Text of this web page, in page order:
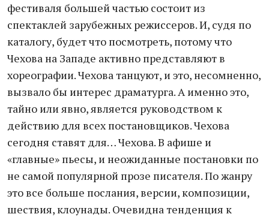
фестиваля большей частью состоит из
спектаклей зарубежных режиссеров. И, судя по
каталогу, будет что посмотреть, потому что
Чехова на Западе активно представляют в
хореографии. Чехова танцуют, и это, несомненно,
вызвало бы интерес драматурга. А именно это,
тайно или явно, является руководством к
действию для всех постановщиков. Чехова
сегодня ставят для… Чехова. В афише и
«главные» пьесы, и неожиданные постановки по
не самой популярной прозе писателя. По жанру
это все больше послания, версии, композиции,
шествия, клоунады. Очевидна тенденция к